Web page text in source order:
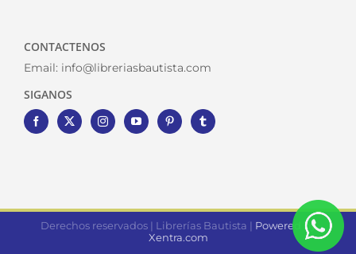
CONTACTENOS
Email: info@libreriasbautista.com
SIGANOS
Derechos reservados | Librerías Bautista | Powered by
Xentra.com